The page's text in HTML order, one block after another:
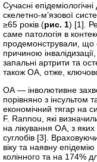
Сучасні
скелетно-м’язової
≥65 років (рис. 1) [1].
саме патологія в
продемонстрували, що
причиною
запальні артрити та
також ОА, отже,
ОА — інволютивне
порівняно з інсультом
економічний тягар на
F. Rannou, які
на лікування ОА, з
суглобів [3].
віку та наявну
колінного та на 174%